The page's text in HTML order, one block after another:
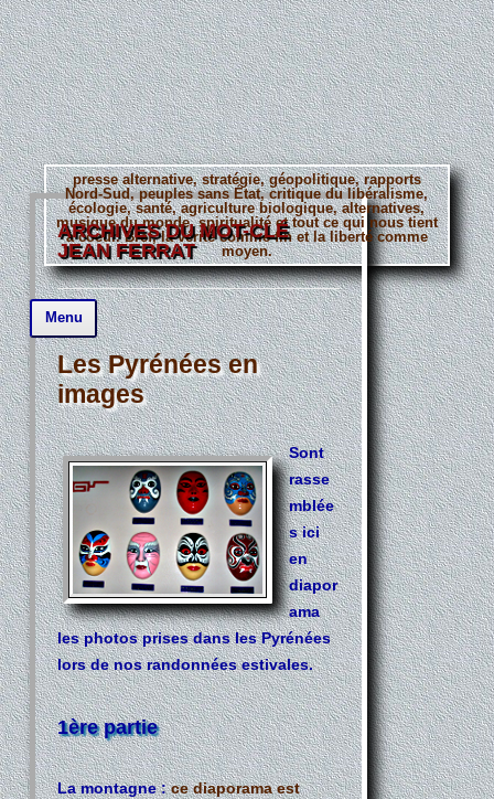
presse alternative, stratégie, géopolitique, rapports
Nord-Sud, peuples sans État, critique du libéralisme,
écologie, santé, agriculture biologique, alternatives,
musique du monde, spiritualité et tout ce qui nous tient
à coeur. Bref, la vérité comme fin et la liberté comme
moyen.
Menu
Aller
au
contenu
principal
ARCHIVES DU MOT-CLÉ
JEAN FERRAT
Les Pyrénées en
images
Sont
rasse
mblée
s ici
en
diapor
ama
les photos prises dans les Pyrénées
lors de nos randonnées estivales.
1ère partie
La montagne:ce diaporama est